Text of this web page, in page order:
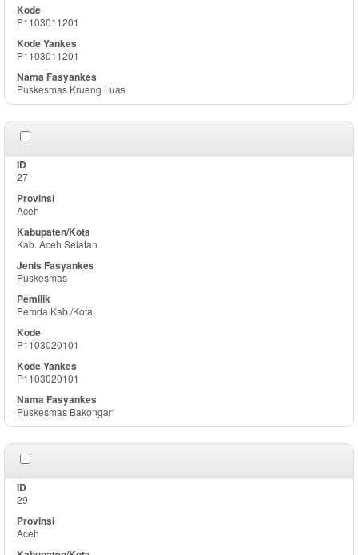
P1103011201
P1103011201
Puskesmas Krueng Luas
27
Aceh
Kab. Aceh Selatan
Puskesmas
Pemda Kab./Kota
P1103020101
P1103020101
Puskesmas Bakongan
29
Aceh